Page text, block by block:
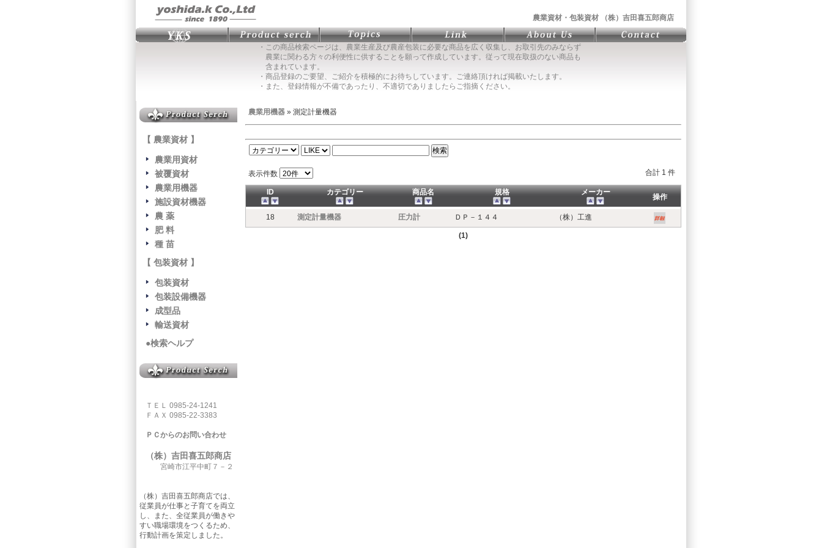
農業資材・包装資材 （株）吉田喜五郎商店
・この商品検索ページは、農業生産及び農産包装に必要な商品を広く収集し、お取引先のみならず
農業に関わる方々の利便性に供することを願って作成しています。従って現在取扱のない商品も
含まれています。
・商品登録のご要望、ご紹介を積極的にお待ちしています。ご連絡頂ければ掲載いたします。
・また、登録情報が不備であったり、不適切でありましたらご指摘ください。
【 農業資材 】
農業用資材
被覆資材
農業用機器
施設資材機器
農 薬
肥 料
種 苗
【 包装資材 】
包装資材
包装設備機器
成型品
輸送資材
●検索ヘルプ
ＴＥＬ 0985-24-1241
ＦＡＸ 0985-22-3383
ＰＣからのお問い合わせ
（株）吉田喜五郎商店
宮崎市江平中町７－２
（株）吉田喜五郎商店では、
従業員が仕事と子育てを両立
し、また、全従業員が働きや
すい職場環境をつくるため、
行動計画を策定しました。
農業用機器 » 測定計量機器
表示件数 合計 1 件
ID カテゴリー 商品名 規格 メーカー
操作
18 測定計量機器 圧力計 ＤＰ－１４４ （株）工進
(1)